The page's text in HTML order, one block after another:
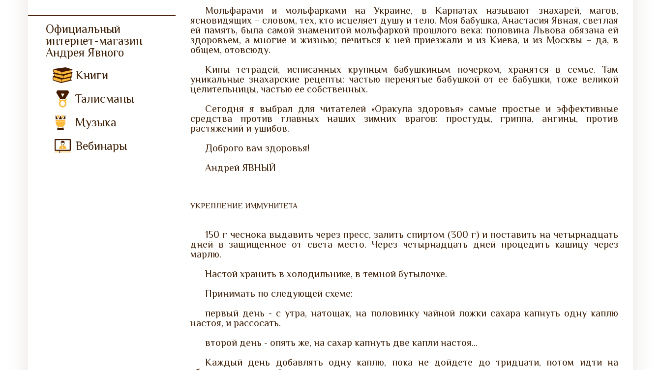
Официальный
интернет-магазин
Андрея Явного
Книги
Талисманы
Музыка
Вебинары
Мольфарами и мольфарками на Украине, в Карпатах называют знахарей, магов,
ясновидящих – словом, тех, кто исцеляет душу и тело. Моя бабушка, Анастасия Явная, светлая
ей память, была самой знаменитой мольфаркой прошлого века: половина Львова обязана ей
здоровьем, а многие и жизнью; лечиться к ней приезжали и из Киева, и из Москвы – да, в
общем, отовсюду.
Кипы тетрадей, исписанных крупным бабушкиным почерком, хранятся в семье. Там
уникальные знахарские рецепты: частью перенятые бабушкой от ее бабушки, тоже великой
целительницы, частью ее собственных.
Сегодня я выбрал для читателей «Оракула здоровья» самые простые и эффективные
средства против главных наших зимних врагов: простуды, гриппа, ангины, против
растяжений и ушибов.
Доброго вам здоровья!
Андрей ЯВНЫЙ
УКРЕПЛЕНИЕ ИММУНИТЕТА
150 г чеснока выдавить через пресс, залить спиртом (300 г) и поставить на четырнадцать
дней в защищенное от света место. Через четырнадцать дней процедить кашицу через
марлю.
Настой хранить в холодильнике, в темной бутылочке.
Принимать по следующей схеме:
первый день - с утра, натощак, на половинку чайной ложки сахара капнуть одну каплю
настоя, и рассосать.
второй день - опять же, на сахар капнуть две капли настоя...
Каждый день добавлять одну каплю, пока не дойдете до тридцати, потом идти на